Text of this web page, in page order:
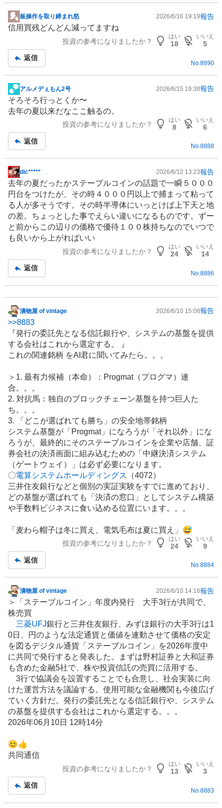
掲
示
事
板操作を取り締まれ怒 2026/6/16 19:19報告
信用買残どんどん減ってますね
投資の参考になりましたか？
はい
18
いいえ
5
返信
No. 8890
掲
示
板
アルメデぇもん2号 2026/6/15 19:38報告
そろそろ行っとくか〜
去年の夏以来だなここ触るの。
投資の参考になりましたか？
はい
8
いいえ
6
返信
No.8888
掲
示
板
記
事
dic***** 2026/6/12 13:23報告
去年の夏だったかステープルコインの話題で一瞬５０００
円台をつけたが、その時４０００円以上で捕まって粘って
る人が多そうです。その時半導体にいっとけば上下天と地
の差。ちょっとした事でえらい違いになるものです。ずー
と前からこの辺りの価格で優待１００株持ちなのでいつで
も良いから上がればいい
投資の参考になりましたか？
はい
24
いいえ
14
返信
No. 8886
掲
示
記
事
漬物屋 of vintage 2026/6/10 15:08報告
>>8883
『発行の委託先となる信託銀行や、システムの基盤を提供
する会社はこれから選定する。 』
これの関連銘柄 をAI君に聞いてみたら。。。
＞1. 最有力候補（本命）：Progmat（プログマ）連
合。。。
2. 対抗馬：独自のブロックチェーン基盤を持つ巨人た
ち。。。
3. 「どこが選ばれても勝ち」の安全地帯銘柄
システム基盤が「Progmat」になろうが「それ以外」にな
ろうが、最終的にそのステーブルコインを企業や店舗、証
券会社の決済画面に組み込むための「中継決済システム
（ゲートウェイ）」は必ず必要になります。
〇電算システムホールディングス
（4072）
三井住友銀行などと個別の実証実験をすでに進めており、
どの基盤が選ばれても「決済の窓口」としてシステム構築
や手数料ビジネスに食い込める位置にいます。。。
「麦わら帽子は冬に買え、電気毛布は夏に買え」😅
投資の参考になりましたか？
はい
24
いいえ
9
返信
No.8884
掲
示
板
事
漬物屋 of vintage 2026/6/10 14:16報告
＞「 ステーブルコイン 」年度内発行 大手3行が共同で、
株売買
三菱UFJ銀行と三井住友銀行、みずほ銀行の大手3行は1
0日、円のような法定通貨と価値を連動させて価格の安定
を図るデジタル通貨 「ステーブルコイン」を2026年度中
に共同で発行すると発表した。まずは野村証券と大和証券
も含めた金融5社で、株や投資信託の売買に活用する。
3行で協議会を設置することでも合意し、社会実装に向
けた運営方法を議論する。使用可能な金融機関も今後広げ
ていく方針だ。発行の委託先となる信託銀行や、システム
の基盤を提供する会社はこれから選定する。。。
2026年06月10日 12時14分
😊👍
共同通信
投資の参考になりましたか？
はい
13
いいえ
3
返信
No. 8883